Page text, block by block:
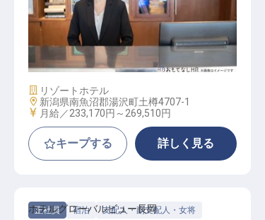
売店スタッフ
施設業態
リゾートホテル
勤務地
新潟県南魚沼郡湯沢町土樽4707-1
給与
月給／233,170円～ 269,510円
キープする 詳しく見る
正社員 宿泊 支配人・副支配人・女将
ホテルグローバルビュー長岡